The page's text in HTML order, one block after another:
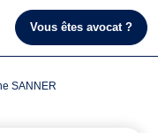
Vous êtes avocat ?
SANNER